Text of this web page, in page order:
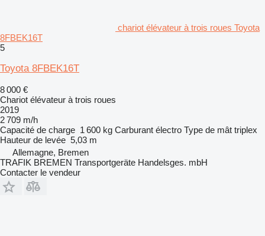
chariot élévateur à trois roues Toyota
8FBEK16T
5
Toyota 8FBEK16T
8 000 €
Chariot élévateur à trois roues
2019
2 709 m/h
Capacité de charge 1 600 kg Carburant électro Type de mât triplex
Hauteur de levée 5,03 m
Allemagne, Bremen
TRAFIK BREMEN Transportgeräte Handelsges. mbH
Contacter le vendeur